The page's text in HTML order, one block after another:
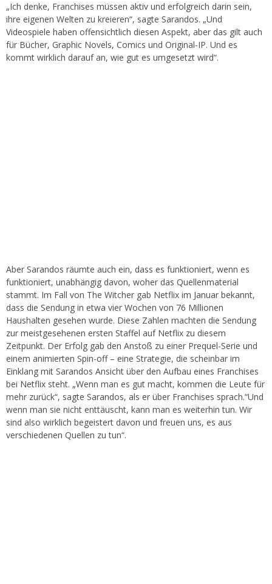
„Ich denke, Franchises müssen aktiv und erfolgreich darin sein,
ihre eigenen Welten zu kreieren“, sagte Sarandos. „Und
Videospiele haben offensichtlich diesen Aspekt, aber das gilt auch
für Bücher, Graphic Novels, Comics und Original-IP. Und es
kommt wirklich darauf an, wie gut es umgesetzt wird“.
Aber Sarandos räumte auch ein, dass es funktioniert, wenn es
funktioniert, unabhängig davon, woher das Quellenmaterial
stammt. Im Fall von The Witcher gab Netflix im Januar bekannt,
dass die Sendung in etwa vier Wochen von 76 Millionen
Haushalten gesehen wurde. Diese Zahlen machten die Sendung
zur meistgesehenen ersten Staffel auf Netflix zu diesem
Zeitpunkt. Der Erfolg gab den Anstoß zu einer Prequel-Serie und
einem animierten Spin-off – eine Strategie, die scheinbar im
Einklang mit Sarandos Ansicht über den Aufbau eines Franchises
bei Netflix steht. „Wenn man es gut macht, kommen die Leute für
mehr zurück“, sagte Sarandos, als er über Franchises sprach.“Und
wenn man sie nicht enttäuscht, kann man es weiterhin tun. Wir
sind also wirklich begeistert davon und freuen uns, es aus
verschiedenen Quellen zu tun“.